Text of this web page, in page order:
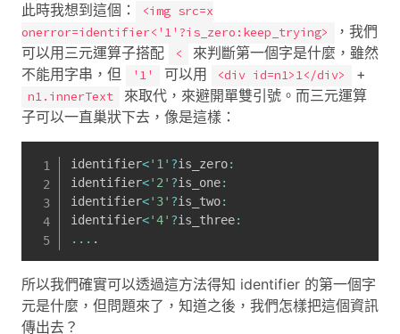
此時我想到這個：
<img src=x
onerror=identifier<'1'?is_zero:keep_trying>
，我們
可以用三元運算子搭配
<
來判斷第一個字是什麼，雖然
不能用字串，但
'1' 可以用 <div id=n1>1</div> +
n1.innerText
來取代，來避開單雙引號。而三元運算
子可以一直巢狀下去，像是這樣：
identifier<'1' ?is_zero:
identifier<'2' ?is_one:
identifier<'3' ?is_two:
identifier<'4' ?is_three:
... .
所以我們確實可以透過這方法得知 identifier 的第一個字
元是什麼，但問題來了，知道之後，我們怎樣把這個資訊
傳出去？